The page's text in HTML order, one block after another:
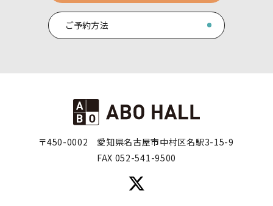
ご予約方法
〒450-0002
愛知県名古屋市中村区名駅3-15-9
FAX 052-541-9500